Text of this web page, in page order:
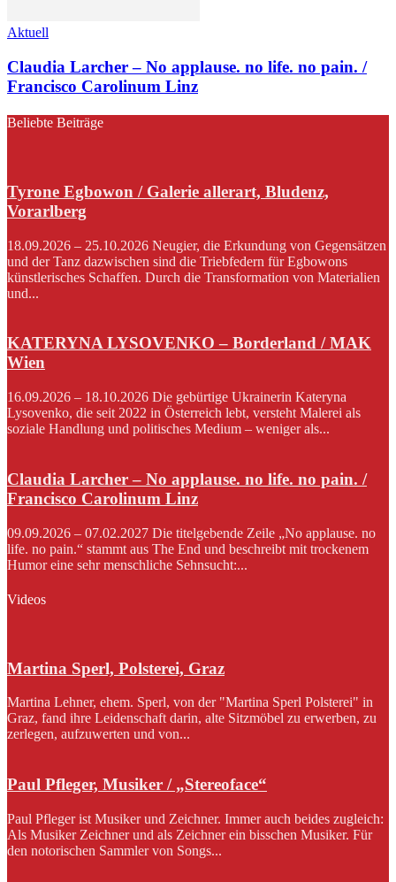
Aktuell
Claudia Larcher – No applause. no life. no pain. /
Francisco Carolinum Linz
Beliebte Beiträge
Tyrone Egbowon / Galerie allerart, Bludenz,
Vorarlberg
18.09.2026 – 25.10.2026 Neugier, die Erkundung von Gegensätzen
und der Tanz dazwischen sind die Triebfedern für Egbowons
künstlerisches Schaffen. Durch die Transformation von Materialien
und...
KATERYNA LYSOVENKO – Borderland / MAK
Wien
16.09.2026 – 18.10.2026 Die gebürtige Ukrainerin Kateryna
Lysovenko, die seit 2022 in Österreich lebt, versteht Malerei als
soziale Handlung und politisches Medium – weniger als...
Claudia Larcher – No applause. no life. no pain. /
Francisco Carolinum Linz
09.09.2026 – 07.02.2027 Die titelgebende Zeile „No applause. no
life. no pain.“ stammt aus The End und beschreibt mit trockenem
Humor eine sehr menschliche Sehnsucht:...
Videos
Martina Sperl, Polsterei, Graz
Martina Lehner, ehem. Sperl, von der "Martina Sperl Polsterei" in
Graz, fand ihre Leidenschaft darin, alte Sitzmöbel zu erwerben, zu
zerlegen, aufzuwerten und von...
Paul Pfleger, Musiker / „Stereoface“
Paul Pfleger ist Musiker und Zeichner. Immer auch beides zugleich:
Als Musiker Zeichner und als Zeichner ein bisschen Musiker. Für
den notorischen Sammler von Songs...